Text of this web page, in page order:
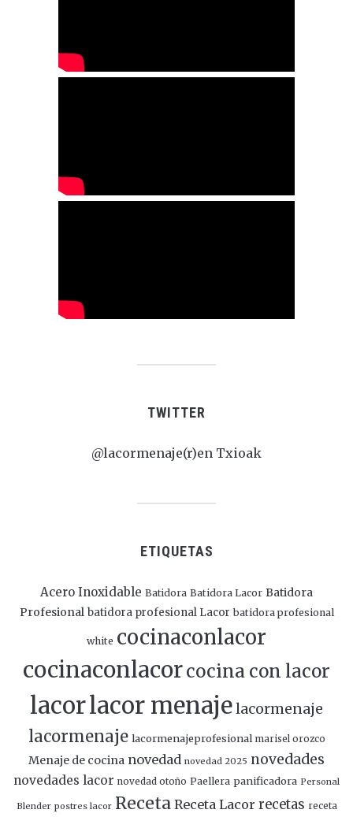
TWITTER
@lacormenaje(r)en Txioak
ETIQUETAS
Acero Inoxidable Batidora Batidora Lacor Batidora
Profesional batidora profesional Lacor batidora profesional
white cocinaconlacor
cocinaconlacorcocina con lacor
lacorlacor menajelacormenaje
lacormenaje lacormenajeprofesional marisel orozco
Menaje de cocina novedad novedad 2025 novedades
novedades lacor novedad otoño Paellera panificadora Personal
Blender postres lacor Receta Receta Lacor recetas receta